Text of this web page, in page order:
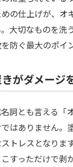
の仕上げが、オ
大切なものを
防ぐ最大のポイ
がダメージ
詞とも言える
はありません。
トレスとなりま
すっただけで剥